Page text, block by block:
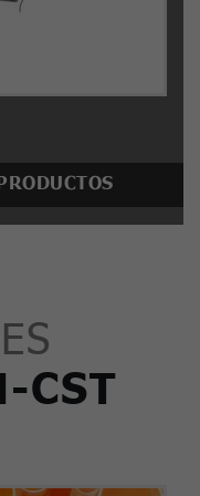
CST